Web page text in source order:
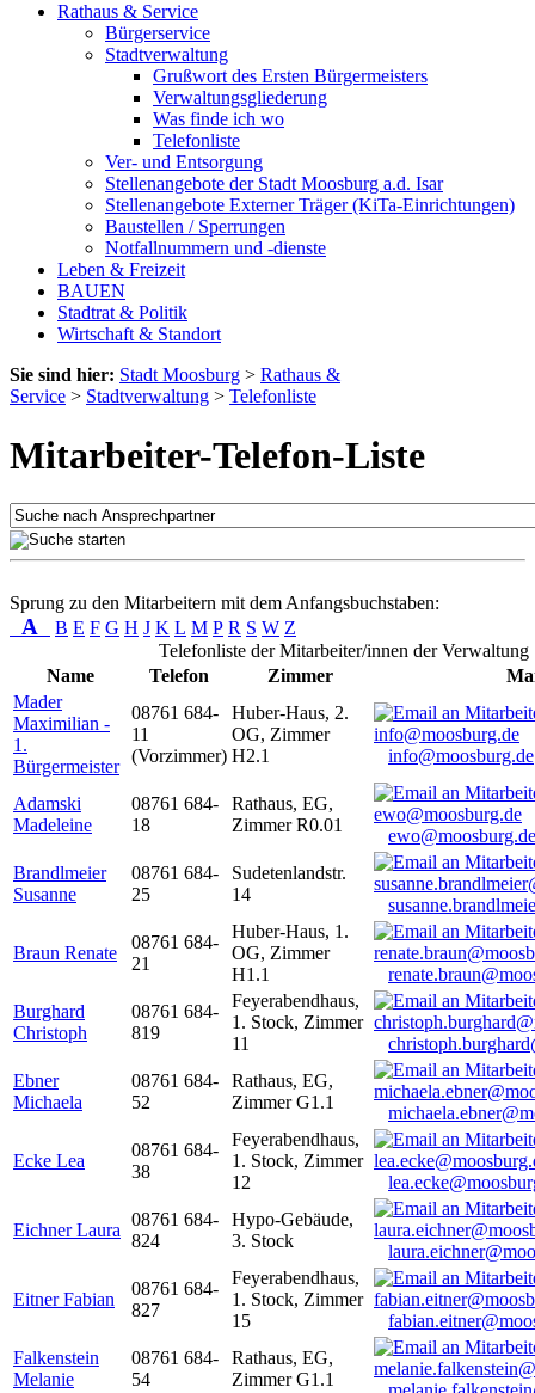
Rathaus & Service
Bürgerservice
Stadtverwaltung
Grußwort des Ersten Bürgermeisters
Verwaltungsgliederung
Was finde ich wo
Telefonliste
Ver- und Entsorgung
Stellenangebote der Stadt Moosburg a.d. Isar
Stellenangebote Externer Träger (KiTa-Einrichtungen)
Baustellen / Sperrungen
Notfallnummern und -dienste
Leben & Freizeit
BAUEN
Stadtrat & Politik
Wirtschaft & Standort
Sie sind hier: Stadt Moosburg > Rathaus &
Service > Stadtverwaltung > Telefonliste
Mitarbeiter-Telefon-Liste
Sprung zu den Mitarbeitern mit dem Anfangsbuchstaben:
A B E F G H J K L M P R S W Z
Telefonliste der Mitarbeiter/innen der Verwaltung
Name
Telefon Zimmer
Mader
Maximilian -
1.
Bürgermeister
08761 684-
11
(Vorzimmer)
Huber-Haus, 2.
OG, Zimmer
H2.1
info@moosburg.de
Adamski
Madeleine
08761 684-
18
Rathaus, EG,
Zimmer R0.01
ewo@moosburg.de
Brandlmeier
Susanne
08761 684-
25
Sudetenlandstr.
14
Braun Renate
08761 684-
21
Huber-Haus, 1.
OG, Zimmer
H1.1
Burghard
Christoph
08761 684-
819
Feyerabendhaus,
1. Stock, Zimmer
11
Ebner
Michaela
08761 684-
52
Rathaus, EG,
Zimmer G1.1
Ecke Lea
08761 684-
38
Feyerabendhaus,
1. Stock, Zimmer
12
Eichner Laura
08761 684-
824
Hypo-Gebäude,
3. Stock
Eitner Fabian
08761 684-
827
Feyerabendhaus,
1. Stock, Zimmer
15
Falkenstein
Melanie
08761 684-
54
Rathaus, EG,
Zimmer G1.1